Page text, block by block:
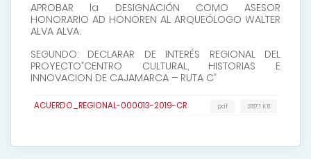
APROBAR la DESIGNACIÓN COMO ASESOR
HONORARIO AD HONOREN AL ARQUEÓLOGO WALTER
ALVA ALVA.
SEGUNDO: DECLARAR DE INTERÉS REGIONAL DEL
PROYECTO”CENTRO CULTURAL, HISTORIAS E
INNOVACION DE CAJAMARCA – RUTA C”
ACUERDO_REGIONAL-000013-2019-CR 387,1 KB
pdf